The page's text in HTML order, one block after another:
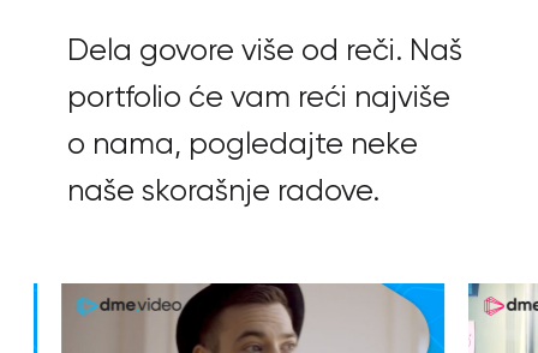
Dela govore više od reči. Naš
portfolio će vam reći najviše
o nama, pogledajte neke
naše skorašnje radove.